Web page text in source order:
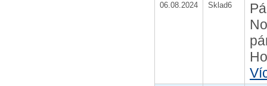
06.08.2024 Sklad6